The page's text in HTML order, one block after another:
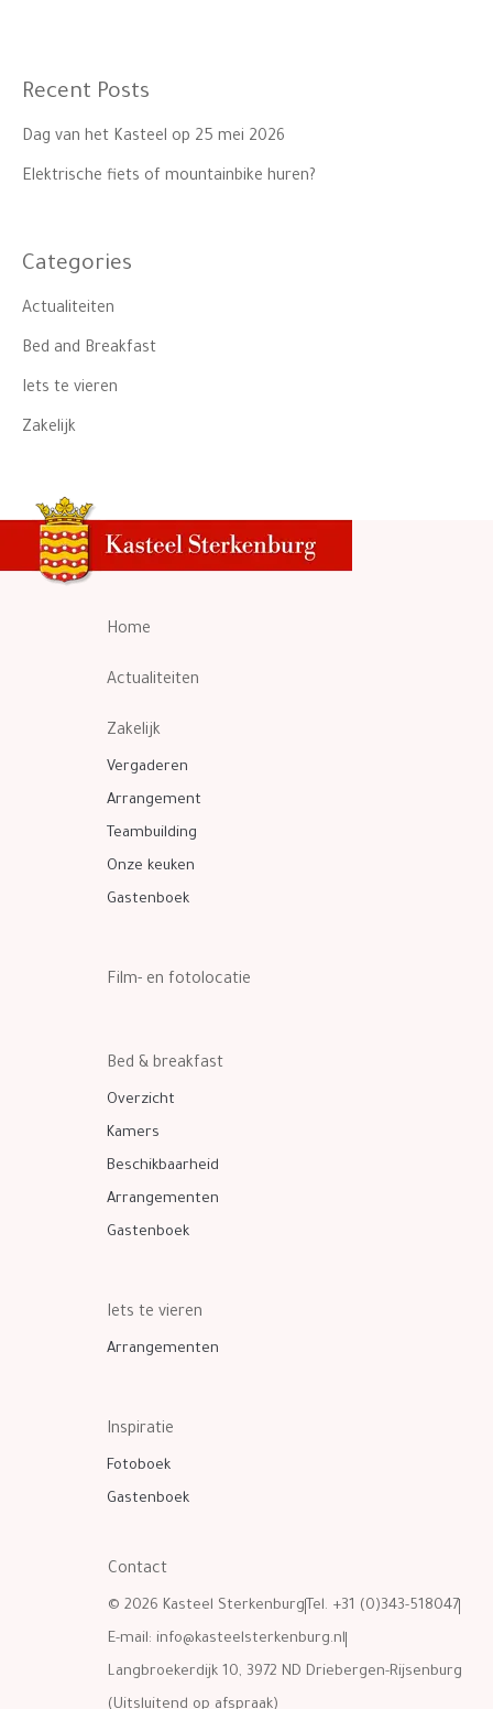
Recent Posts
Dag van het Kasteel op 25 mei 2026
Elektrische fiets of mountainbike huren?
Categories
Actualiteiten
Bed and Breakfast
Iets te vieren
Zakelijk
Home
Actualiteiten
Zakelijk
Vergaderen
Arrangement
Teambuilding
Onze keuken
Gastenboek
Film- en fotolocatie
Bed & breakfast
Overzicht
Kamers
Beschikbaarheid
Arrangementen
Gastenboek
Iets te vieren
Arrangementen
Inspiratie
Fotoboek
Gastenboek
Contact
© 2026 Kasteel Sterkenburg Tel. +31 (0)343-518047
E-mail: info@kasteelsterkenburg.nl
Langbroekerdijk 10, 3972 ND Driebergen-Rijsenburg
(Uitsluitend op afspraak)